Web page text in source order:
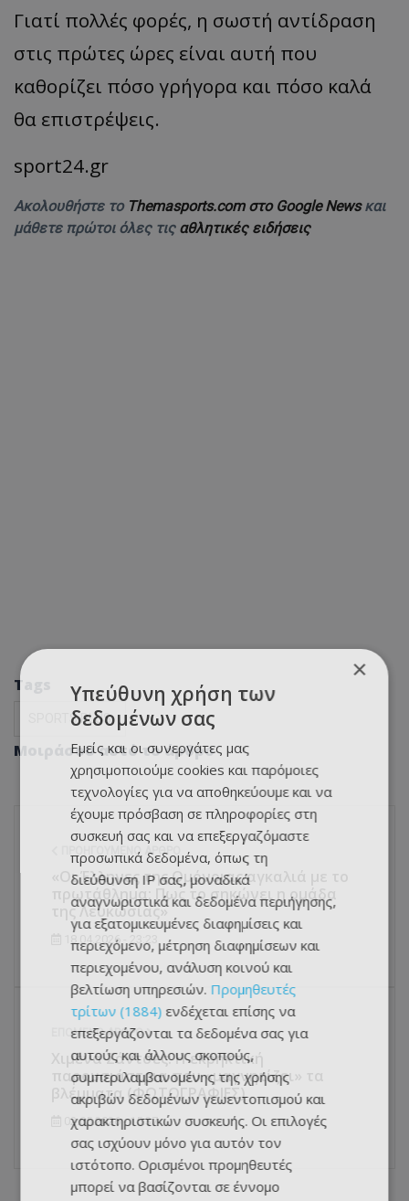
Γιατί πολλές φορές, η σωστή αντίδραση
στις πρώτες ώρες είναι αυτή που
καθορίζει πόσο γρήγορα και πόσο καλά
θα επιστρέψεις.
sport24.gr
Ακολουθήστε το Themasports.com στο Google Newsκαι
μάθετε πρώτοι όλες τις αθλητικές ειδήσεις
Tags
SPORTS PLUS
Μοιράσου αυτό το άρθρο
ΠΡΟΗΓΟΎΜΕΝΟ ΆΡΘΡΟ
«Οι Έλληνες της Ομόνοιας αγκαλιά με το
πρωτάθλημα: Πως το σηκώνει η ομάδα
της Λευκωσίας»
18.04.2026 - 23:23
ΕΠΌΜΕΝΟ ΆΡΘΡΟ
Χιμένα Σάντσες: Η εκρηκτική
παρουσιάστρια που «μαγνητίζει» τα
βλέμματα (ΦΩΤΟΓΡΑΦΙΕΣ)
02.05.2026 - 15:37
×
Υπεύθυνη χρήση των
δεδομένων σας
Εμείς και οι συνεργάτες μας
χρησιμοποιούμε cookies και παρόμοιες
τεχνολογίες για να αποθηκεύουμε και να
έχουμε πρόσβαση σε πληροφορίες στη
συσκευή σας και να επεξεργαζόμαστε
προσωπικά δεδομένα, όπως τη
διεύθυνση IP σας, μοναδικά
αναγνωριστικά και δεδομένα περιήγησης,
για εξατομικευμένες διαφημίσεις και
περιεχόμενο, μέτρηση διαφημίσεων και
περιεχομένου, ανάλυση κοινού και
βελτίωση υπηρεσιών. Προμηθευτές
τρίτων (1884) ενδέχεται επίσης να
επεξεργάζονται τα δεδομένα σας για
αυτούς και άλλους σκοπούς,
συμπεριλαμβανομένης της χρήσης
ακριβών δεδομένων γεωεντοπισμού και
χαρακτηριστικών συσκευής. Οι επιλογές
σας ισχύουν μόνο για αυτόν τον
ιστότοπο. Ορισμένοι προμηθευτές
μπορεί να βασίζονται σε έννομο